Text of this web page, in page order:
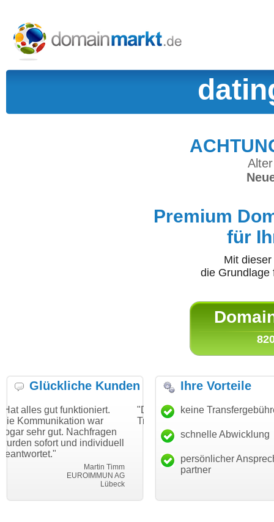
Premium
für
Mit
die
Glückliche Kunden
war
individuell
"Danke für den schnellen
Transfer und guten Service!"
Thomas Schäfer
i can eckert communication GmbH
"Ich bin
haben. Die
mein
Ihre Vorteile
keine
schnelle Abwicklung
persönlicher
partner